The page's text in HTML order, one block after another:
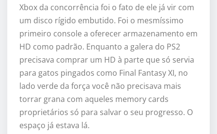
Xbox da concorrência foi o fato de ele já vir com
um disco rígido embutido. Foi o mesmíssimo
primeiro console a oferecer armazenamento em
HD como padrão. Enquanto a galera do PS2
precisava comprar um HD à parte que só servia
para gatos pingados como Final Fantasy XI, no
lado verde da força você não precisava mais
torrar grana com aqueles memory cards
proprietários só para salvar o seu progresso. O
espaço já estava lá.